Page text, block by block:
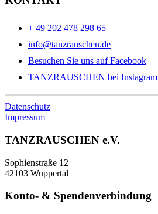
+ 49 202 478 298 65
info@tanzrauschen.de
Besuchen Sie uns auf Facebook
TANZRAUSCHEN bei Instagram
Datenschutz
Impressum
TANZRAUSCHEN e.V.
Sophienstraße 12
42103 Wuppertal
Konto- & Spendenverbindung